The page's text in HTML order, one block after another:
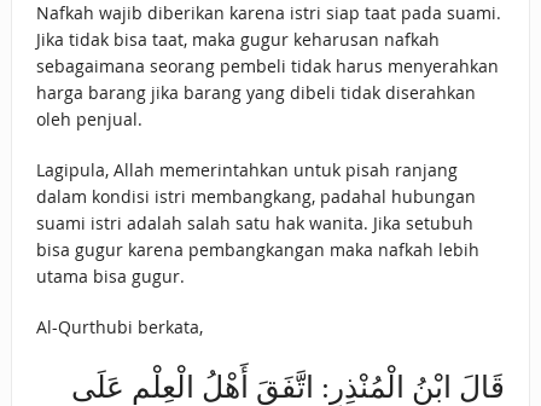
Nafkah wajib diberikan karena istri siap taat pada suami.
Jika tidak bisa taat, maka gugur keharusan nafkah
sebagaimana seorang pembeli tidak harus menyerahkan
harga barang jika barang yang dibeli tidak diserahkan
oleh penjual.
Lagipula, Allah memerintahkan untuk pisah ranjang
dalam kondisi istri membangkang, padahal hubungan
suami istri adalah salah satu hak wanita. Jika setubuh
bisa gugur karena pembangkangan maka nafkah lebih
utama bisa gugur.
Al-Qurthubi berkata,
قَالَ ابْنُ الْمُنْذِرِ: اتَّفَقَ أَهْلُ الْعِلْمِ عَلَى